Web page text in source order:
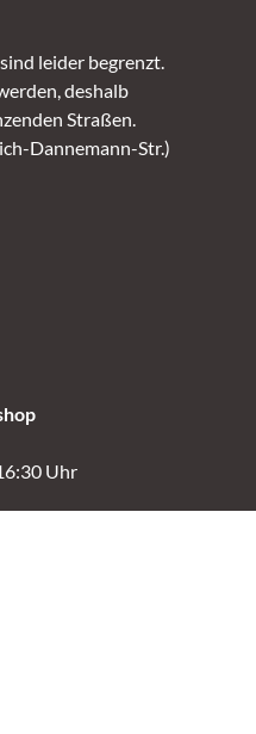
leider begrenzt.
deshalb
Straßen.
Dannemann-Str.)
Uhr